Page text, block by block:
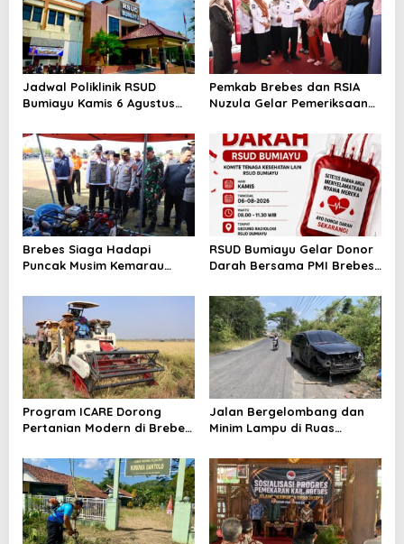
Jadwal Poliklinik RSUD
Bumiayu Kamis 6 Agustus
Dokter Sebelum Berkunjung
Pemkab Brebes dan RSIA
Nuzula Gelar Pemeriksaan
Perkuat Kesehatan Ibu dan
Bayi
Brebes Siaga Hadapi
Puncak Musim Kemarau
Kesiapsiagaan Bencana dan
Karhutla
RSUD Bumiayu Gelar Donor
Darah Bersama PMI Brebes
Indonesia
Program ICARE Dorong
Pertanian Modern di Brebes,
Tembus 10,2 Ton per Hektare
Jalan Bergelombang dan
Minim Lampu di Ruas
Telan Korban, Innova
Hantam Pohon di
Bantarkawung